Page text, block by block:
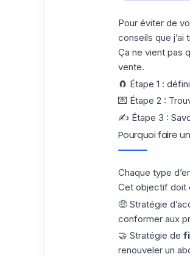
Pour éviter de
conseils que j’ai
Ça ne vient pas
vente.
🧲 Étape 1 :
💌 Étape 2 :
✍ Étape 3 :
Pourquoi faire
Chaque type
Cet objectif doit
🤑 Stratégie
conformer aux
🤝 Stratégie de
renouveler un